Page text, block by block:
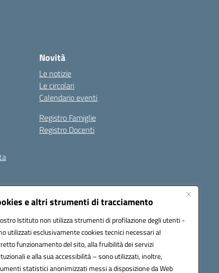
e altri strumenti di tracciamento
Istituto non utilizza strumenti di profilazione degli utenti -
utilizzati esclusivamente cookies tecnici necessari al
funzionamento del sito, alla fruibilità dei servizi
e alla sua accessibilità – sono utilizzati, inoltre,
statistici anonimizzati messi a disposizione da Web
Novità
Le notizie
Le circolari
Calendario eventi
Registro Famiglie
Registro Docenti
Note legali